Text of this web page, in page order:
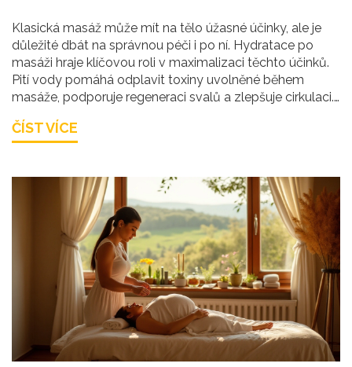
Klasická masáž může mít na tělo úžasné účinky, ale je
důležité dbát na správnou péči i po ní. Hydratace po
masáži hraje klíčovou roli v maximalizaci těchto účinků.
Pití vody pomáhá odplavit toxiny uvolněné během
masáže, podporuje regeneraci svalů a zlepšuje cirkulaci.
účinky masáže oslabeny.
ČÍST VÍCE